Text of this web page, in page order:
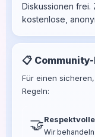
Diskussionen frei.
kostenlose,
📋
Für einen
Regeln:
🤝Wir